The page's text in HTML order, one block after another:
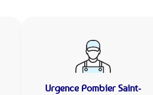
Urgence PombierSaint-